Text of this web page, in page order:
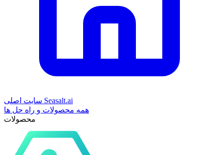
سایت اصلی Seasalt.ai
همه محصولات و راه حل ها
محصولات